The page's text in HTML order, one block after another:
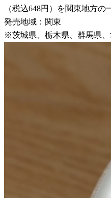
（税込648円）を関東地方の
発売地域：関東
※茨城県、栃木県、群馬県、